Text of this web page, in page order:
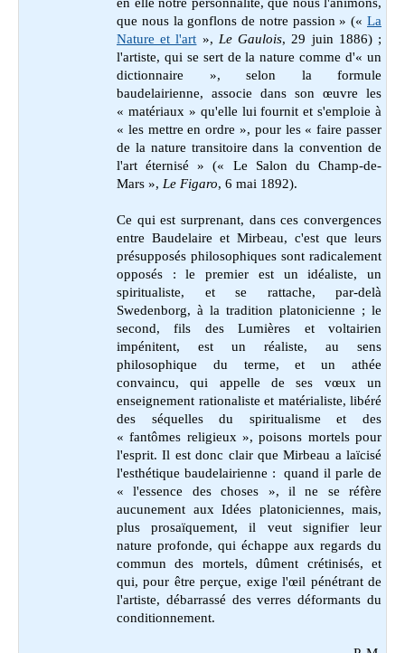
en elle notre personnalité, que nous l'animons,
que nous la gonflons de notre passion » (« La
Nature et l'art », Le Gaulois, 29 juin 1886) ;
l'artiste, qui se sert de la nature comme d'« un
dictionnaire », selon la formule
baudelairienne, associe dans son œuvre les
« matériaux » qu'elle lui fournit et s'emploie à
« les mettre en ordre », pour les « faire passer
de la nature transitoire dans la convention de
l'art éternisé » (« Le Salon du Champ-de-
Mars », Le Figaro, 6 mai 1892).
Ce qui est surprenant, dans ces convergences
entre Baudelaire et Mirbeau, c'est que leurs
présupposés philosophiques sont radicalement
opposés : le premier est un idéaliste, un
spiritualiste, et se rattache, par-delà
Swedenborg, à la tradition platonicienne ; le
second, fils des Lumières et voltairien
impénitent, est un réaliste, au sens
philosophique du terme, et un athée
convaincu, qui appelle de ses vœux un
enseignement rationaliste et matérialiste, libéré
des séquelles du spiritualisme et des
« fantômes religieux », poisons mortels pour
l'esprit. Il est donc clair que Mirbeau a laïcisé
l'esthétique baudelairienne : quand il parle de
« l'essence des choses », il ne se réfère
aucunement aux Idées platoniciennes, mais,
plus prosaïquement, il veut signifier leur
nature profonde, qui échappe aux regards du
commun des mortels, dûment crétinisés, et
qui, pour être perçue, exige l'œil pénétrant de
l'artiste, débarrassé des verres déformants du
conditionnement.